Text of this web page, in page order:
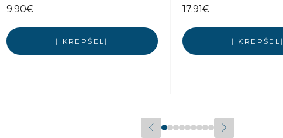
9.90€
Į KREPŠELĮ
17.91€
Į KREPŠELĮ